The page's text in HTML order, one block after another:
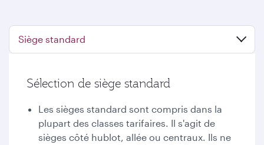
Siège standard
Sélection de siège standard
Les sièges standard sont compris dans la
plupart des classes tarifaires. Il s'agit de
sièges côté hublot, allée ou centraux. Ils ne